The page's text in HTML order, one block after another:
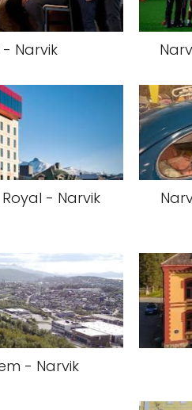
Narvik
- Narvik
- Narvik